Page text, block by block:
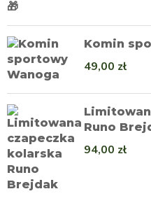
Komin
49,00 zł
Runo
94,00 zł